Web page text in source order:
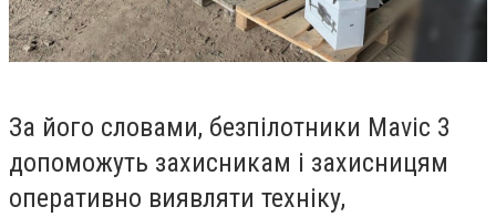
За його словами, безпілотники Mavic 3
допоможуть захисникам і захисницям
оперативно виявляти техніку,